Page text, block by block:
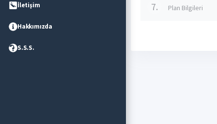
İletişim
Hakkımızda
S.S.S.
7. Plan Bilgileri